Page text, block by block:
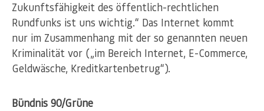
Zukunftsfähigkeit des öffentlich-rechtlichen
Rundfunks ist uns wichtig.“ Das Internet kommt
nur im Zusammenhang mit der so genannten neuen
Kriminalität vor („im Bereich Internet, E-Commerce,
Geldwäsche, Kreditkartenbetrug“).
Bündnis 90/Grüne